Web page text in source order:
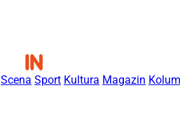
Scena Sport Kultura Magazin